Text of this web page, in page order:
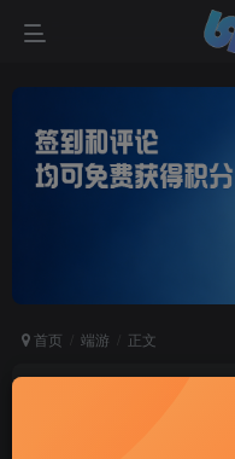
首页 端游 正文